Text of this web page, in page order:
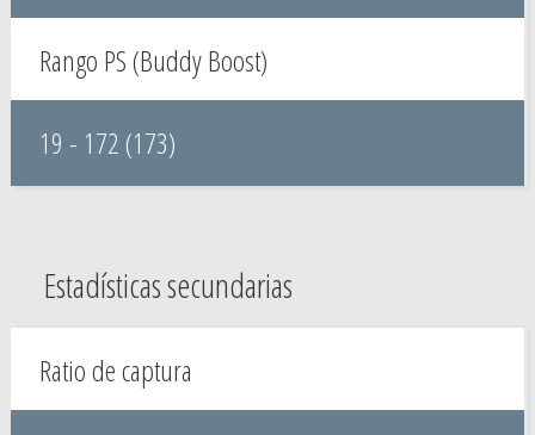
Rango PS (Buddy Boost)
19 - 172 (173)
Estadísticas secundarias
Ratio de captura